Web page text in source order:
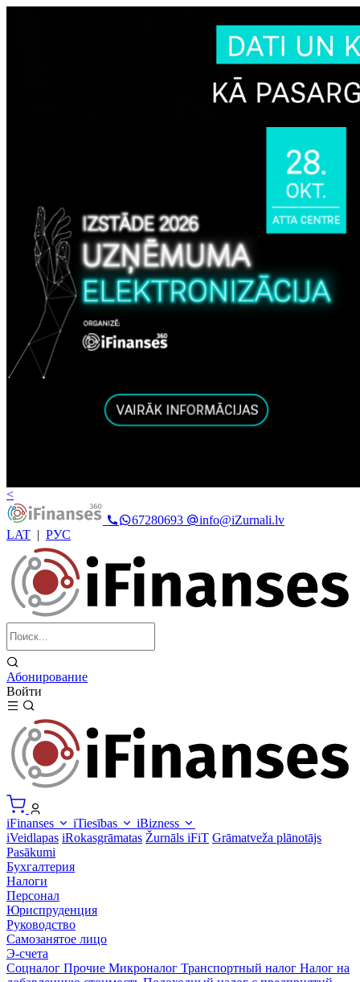
<
67280693
info@iZurnali.lv
LAT | РУС
Абонирование
Войти
iFinanses iTiesības
iBizness
iVeidlapas iRokasgrāmatas Žurnāls iFiT Grāmatveža plānotājs
Pasākumi
Бухгалтерия
Налоги
Персонал
Юриспруденция
Руководство
Самозанятое лицо
Э-счета
Соцналог Прочие Микроналог Транспортный налог Налог на